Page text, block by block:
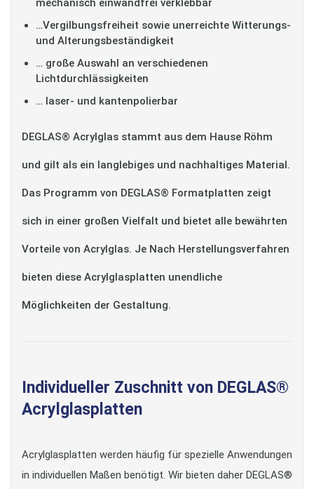
mechanisch einwandfrei verklebbar
…Vergilbungsfreiheit sowie unerreichte Witterungs-
und Alterungsbeständigkeit
… große Auswahl an verschiedenen
Lichtdurchlässigkeiten
… laser- und kantenpolierbar
DEGLAS® Acrylglas stammt aus dem Hause Röhm
und gilt als ein langlebiges und nachhaltiges Material.
Das Programm von DEGLAS® Formatplatten zeigt
sich in einer großen Vielfalt und bietet alle bewährten
Vorteile von Acrylglas. Je Nach Herstellungsverfahren
bieten diese Acrylglasplatten unendliche
Möglichkeiten der Gestaltung.
Individueller Zuschnitt von DEGLAS®
Acrylglasplatten
Acrylglasplatten werden häufig für spezielle Anwendungen
in individuellen Maßen benötigt. Wir bieten daher DEGLAS®